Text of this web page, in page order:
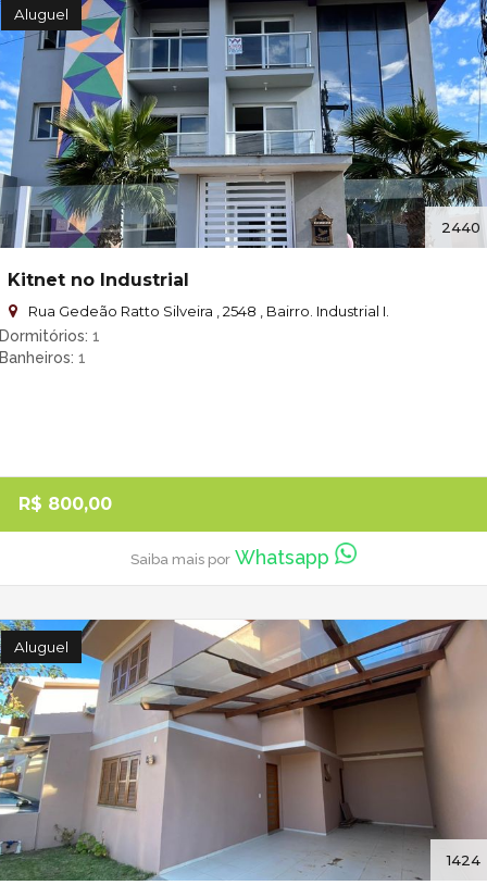
Aluguel
2440
Kitnet no Industrial
Rua Gedeão Ratto Silveira , 2548 , Bairro. Industrial I.
Dormitórios 1
Banheiros 1
R$ 800,00
Saiba mais por Whatsapp
Aluguel
1424